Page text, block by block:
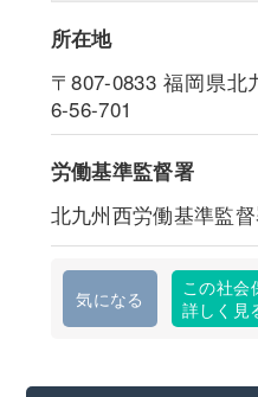
所在地
〒807-0833 福岡県北
6-56-701
労働基準監督署
北九州西労働基準監
気になる
この社会
詳しく見